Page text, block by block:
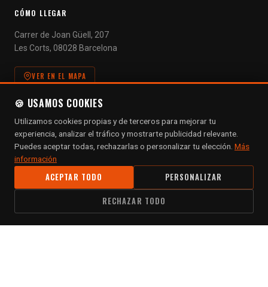
CÓMO LLEGAR
Carrer de Joan Güell, 207
Les Corts, 08028 Barcelona
VER EN EL MAPA
NEWSLETTER
Suscríbete para recibir novedades y ofertas exclusivas.
SUSCRIBIRME
🍪 USAMOS COOKIES
Utilizamos cookies propias y de terceros para mejorar tu
experiencia, analizar el tráfico y mostrarte publicidad relevante.
Puedes aceptar todas, rechazarlas o personalizar tu elección. Más
información
ACEPTAR TODO PERSONALIZAR
RECHAZAR TODO